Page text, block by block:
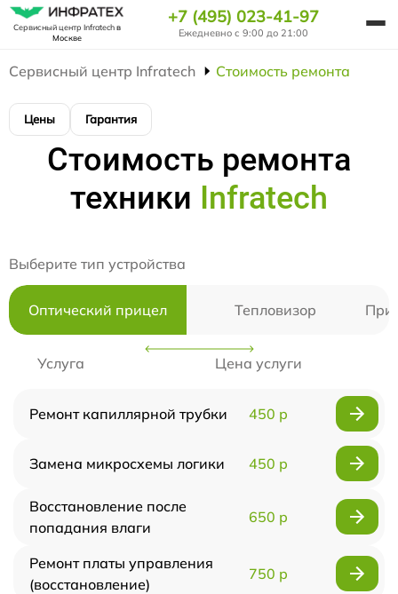
Сервисный центр Infratechв
Москве
+7 (495) 023-41-97
Ежедневно с 9:00 до 21:00
Сервисный центр Infratech Стоимость ремонта
Цены Гарантия
Стоимость ремонта
техники Infratech
Выберите тип устройства
Оптический прицел Тепловизор
Услуга Цена услуги
Ремонт капиллярной трубки 450 р
Замена микросхемы логики 450 р
Восстановление после
попадания влаги
650 р
Ремонт платы управления
(восстановление)
750 р